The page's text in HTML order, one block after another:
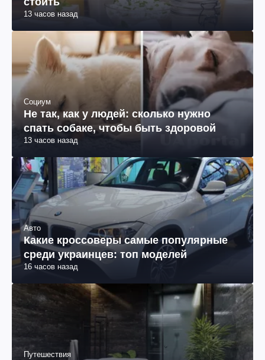
13 часов назад
Социум
Не так, как у людей: сколько нужно
спать собаке, чтобы быть здоровой
13 часов назад
Авто
Какие кроссоверы самые популярные
среди украинцев: топ моделей
16 часов назад
Путешествия